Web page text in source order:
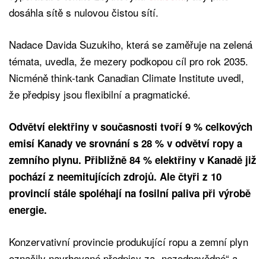
dosáhla sítě s nulovou čistou sítí.
Nadace Davida Suzukiho, která se zaměřuje na zelená
témata, uvedla, že mezery podkopou cíl pro rok 2035.
Nicméně think-tank Canadian Climate Institute uvedl,
že předpisy jsou flexibilní a pragmatické.
Odvětví elektřiny v současnosti tvoří 9 % celkových
emisí Kanady ve srovnání s 28 % v odvětví ropy a
zemního plynu. Přibližně 84 % elektřiny v Kanadě již
pochází z neemitujících zdrojů. Ale čtyři z 10
provincií stále spoléhají na fosilní paliva při výrobě
energie.
Konzervativní provincie produkující ropu a zemní plyn